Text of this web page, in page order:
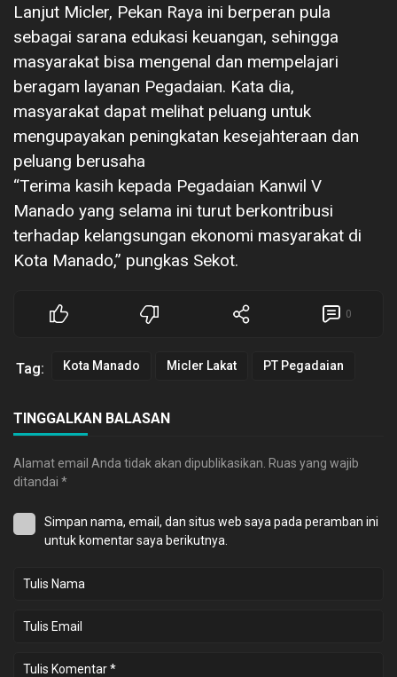
Lanjut Micler, Pekan Raya ini berperan pula
sebagai sarana edukasi keuangan, sehingga
masyarakat bisa mengenal dan mempelajari
beragam layanan Pegadaian. Kata dia,
masyarakat dapat melihat peluang untuk
mengupayakan peningkatan kesejahteraan dan
peluang berusaha
“Terima kasih kepada Pegadaian Kanwil V
Manado yang selama ini turut berkontribusi
terhadap kelangsungan ekonomi masyarakat di
Kota Manado,” pungkas Sekot.
0
Tag: Kota Manado Micler Lakat PT Pegadaian
TINGGALKAN BALASAN
Alamat email Anda tidak akan dipublikasikan. Ruas yang wajib
ditandai *
Simpan nama, email, dan situs web saya pada peramban ini
untuk komentar saya berikutnya.